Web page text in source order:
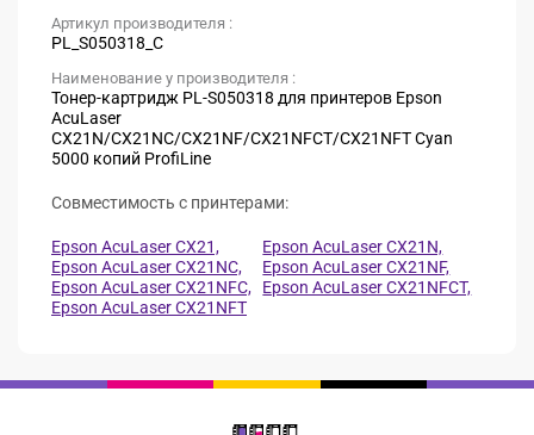
Артикул производителя :
PL_S050318_C
Наименование у производителя :
Тонер-картридж PL-S050318 для принтеров Epson
AcuLaser
CX21N/CX21NC/CX21NF/CX21NFCT/CX21NFT Cyan
5000 копий ProfiLine
Совместимость с принтерами:
Epson AcuLaser CX21,
Epson AcuLaser CX21N,
Epson AcuLaser CX21NC,
Epson AcuLaser CX21NF,
Epson AcuLaser CX21NFC,
Epson AcuLaser CX21NFCT,
Epson AcuLaser CX21NFT